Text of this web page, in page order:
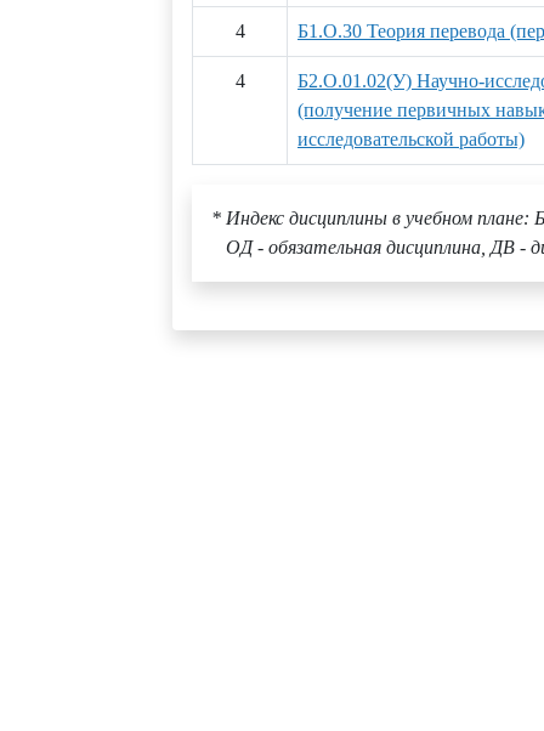
4 Б1.О.30 Теория перевода
4
Б2.О.01.02(У) Научно-
(получение первичных
исследовательской работы)
* Индекс дисциплины в учебном плане:
ОД - обязательная дисциплина, ДВ -